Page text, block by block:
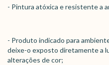
- Pintura atóxica e resistente a
- Produto indicado para
deixe-o exposto diretamente a
alterações de cor;